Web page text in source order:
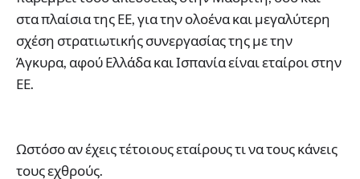
στα πλαίσια της ΕΕ, για την ολοένα και μεγαλύτερη
σχέση στρατιωτικής συνεργασίας της με την
Άγκυρα, αφού Ελλάδα και Ισπανία είναι εταίροι στην
ΕΕ.
Ωστόσο αν έχεις τέτοιους εταίρους τι να τους κάνεις
τους εχθρούς.